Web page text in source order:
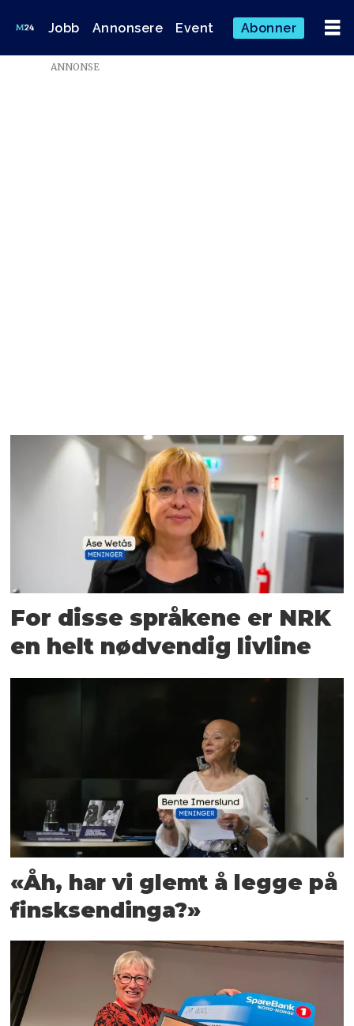
Jobb Annonsere Event Abonner
Emne:
ANNONSE
For disse språkene er NRK
en helt nødvendig livline
«Åh, har vi glemt å legge på
finsksendinga?»